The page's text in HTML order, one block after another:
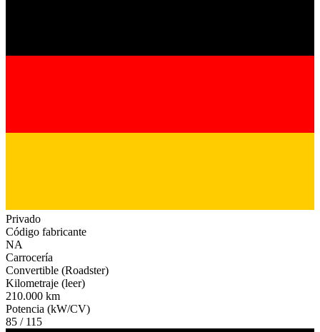
Privado
Código fabricante
NA
Carrocería
Convertible (Roadster)
Kilometraje (leer)
210.000 km
Potencia (kW/CV)
85 / 115